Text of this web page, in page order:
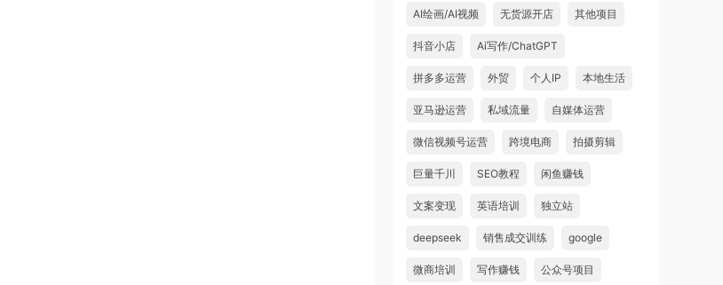
AI绘画/AI视频 无货源开店 其他项目
抖音小店 Ai写作/ChatGPT
拼多多运营 外贸 个人IP 本地生活
亚马逊运营 私域流量 自媒体运营
微信视频号运营 跨境电商 拍摄剪辑
巨量千川 SEO教程 闲鱼赚钱
文案变现 英语培训 独立站
deepseek 销售成交训练 google
微商培训 写作赚钱 公众号项目